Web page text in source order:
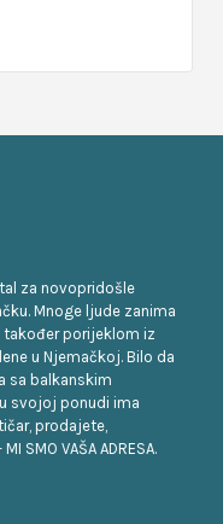
za novopridošle
Mnoge ljude zanima
također porijeklom iz
u Njemačkoj. Bilo da
sa balkanskim
svojoj ponudi ima
prodajete,
SMO VAŠA ADRESA.